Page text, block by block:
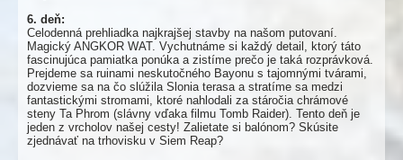
6. deň:
Celodenná prehliadka najkrajšej stavby na našom putovaní.
Magický ANGKOR WAT. Vychutnáme si každý detail, ktorý táto
fascinujúca pamiatka ponúka a zistíme prečo je taká rozprávková.
Prejdeme sa ruinami neskutočného Bayonu s tajomnými tvárami,
dozvieme sa na čo slúžila Slonia terasa a stratíme sa medzi
fantastickými stromami, ktoré nahlodali za stáročia chrámové
steny Ta Phrom (slávny vďaka filmu Tomb Raider). Tento deň je
jeden z vrcholov našej cesty! Zalietate si balónom? Skúsite
zjednávať na trhovisku v Siem Reap?